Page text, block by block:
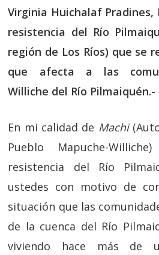
Virginia Huichalaf Pradines,
resistencia del Río
región de Los Ríos) que se
que afecta a las
Williche del Río Pilmaiquén.-
En mi calidad de Machi
Pueblo Mapuche-
resistencia del Río
ustedes con motivo de
situación que las
de la cuenca del Río
viviendo hace más de